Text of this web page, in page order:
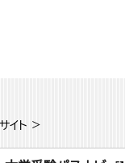
イト >